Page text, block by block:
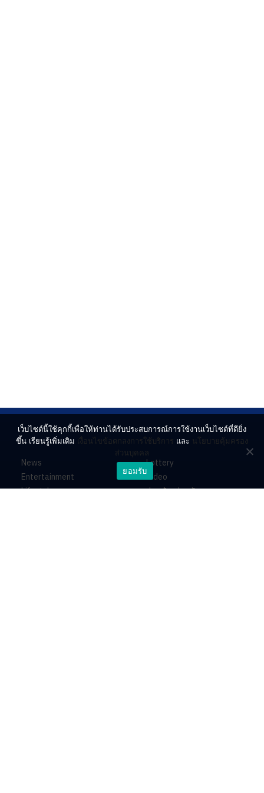
News
Entertainment
Lifestyle
Lottery
Video
ร่วมด้วยช่วยกัน
เว็บไซต์นี้ใช้คุกกี้เพื่อให้ท่านได้รับประสบการณ์การใช้งานเว็บไซต์ที่ดียิ่ง
ขึ้น เรียนรู้เพิ่มเติม เงื่อนไขข้อตกลงการใช้บริการ และ นโยบายคุ้มครอง
ส่วนบุคคล
ยอมรับ